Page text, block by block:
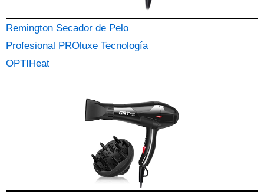
Remington Secador de Pelo
Profesional PROluxe Tecnología
OPTIHeat